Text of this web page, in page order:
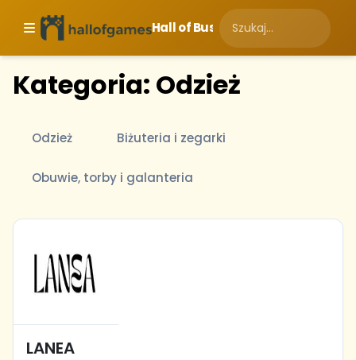
Hall of Business
Kategoria: Odzież
Odzież Biżuteria i zegarki
Obuwie, torby i galanteria
LANEA